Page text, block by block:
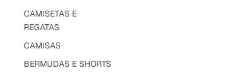
CAMISETAS E
REGATAS
CAMISAS
BERMUDAS E SHORTS